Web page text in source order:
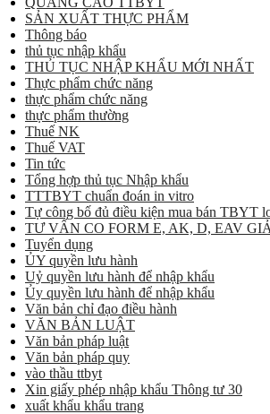
SẢN XUẤT THỰC PHẨM
Thông báo
thủ tục nhập khẩu
THỦ TỤC NHẬP KHẨU MỚI NHẤT
Thực phẩm chức năng
thực phẩm chức năng
thực phẩm thường
Thuế NK
Thuế VAT
Tin tức
Tổng hợp thủ tục Nhập khẩu
TTTBYT chuẩn đoán in vitro
Tự công bố đủ điều kiện mua bán TBYT
TƯ VẤN CO FORM E, AK, D, EAV
Tuyển dụng
ỦY quyền lưu hành
Uỷ quyền lưu hành để nhập khẩu
Ủy quyền lưu hành để nhập khẩu
Văn bản chỉ đạo điều hành
VĂN BẢN LUẬT
Văn bản pháp luật
Văn bản pháp quy
vào thầu ttbyt
Xin giấy phép nhập khẩu Thông tư 30
xuất khẩu khẩu trang